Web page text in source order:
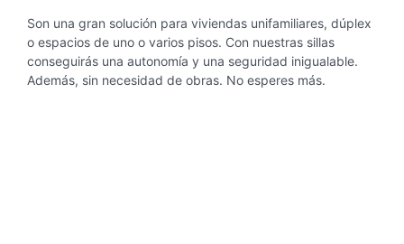
Son una gran solución para viviendas unifamiliares, dúplex
o espacios de uno o varios pisos. Con nuestras sillas
conseguirás una autonomía y una seguridad inigualable.
Además, sin necesidad de obras. No esperes más.